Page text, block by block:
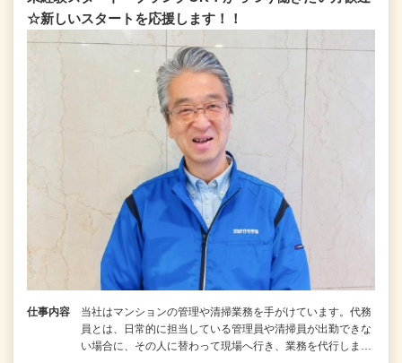
☆新しいスタートを応援します！！
仕事内容
当社はマンションの管理や清掃業務を手がけています。代務
員とは、日常的に担当している管理員や清掃員が出勤できな
い場合に、その人に替わって現場へ行き、業務を代行しま…